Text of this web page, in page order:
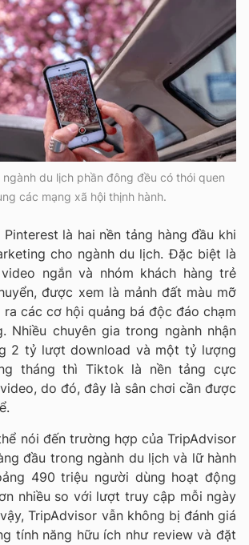
ngành du lịch phần đông đều có thói quen
các mạng xã hội thịnh hành.
là hai nền tảng hàng đầu khi
cho ngành du lịch. Đặc biệt là
ngắn và nhóm khách hàng trẻ
được xem là mảnh đất màu mỡ
các cơ hội quảng bá độc đáo chạm
Nhiều chuyên gia trong ngành nhận
2 tỷ lượt download và một tỷ lượng
tháng thì Tiktok là nền tảng cực
do đó, đây là sân chơi cần được
nói đến trường hợp của TripAdvisor
đầu trong ngành du lịch và lữ hành
490 triệu người dùng hoạt động
nhiều so với lượt truy cập mỗi ngày
TripAdvisor vẫn không bị đánh giá
tính năng hữu ích như review và đặt